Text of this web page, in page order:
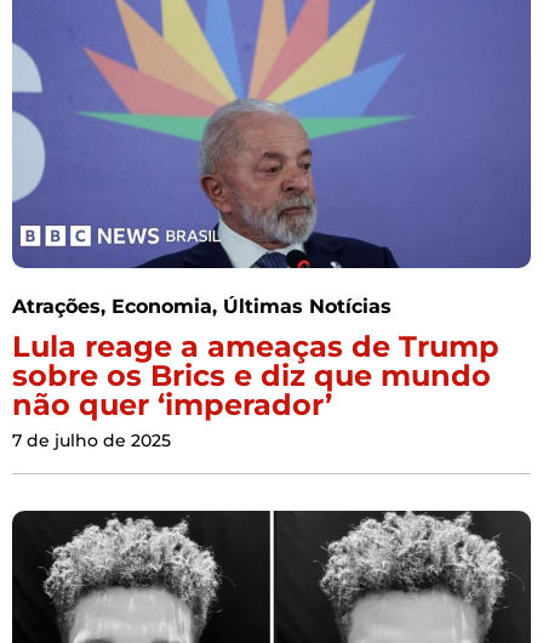
Atrações, Economia, Últimas Notícias
Lula reage a ameaças de Trump
sobre os Brics e diz que mundo
não quer ‘imperador’
7 de julho de 2025